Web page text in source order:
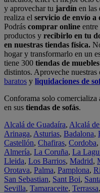
y aprovechar tu jardín en las
realiza el servicio de envío a
Podrás comprar online entre
productos y recibirlo en tu
en nuestras tiendas física.
hogar y transformarlo en un
tiene 300 tiendas de muebles
distintos. Aproveche nuestras
baratos y liquidaciones de
Conforama solo comercializa
en sus tiendas de sofás.
Alcalá de Guadaíra, Alcalá
Arinaga, Asturias, Badalona,
Castellón, Chafiras, Cordoba,
Almería, La Coruña, La
Lleida, Los Barrios, Madrid,
Orotava, Palma, Pamplona,
San Sebastian, Sant Boi,
Sevilla, Tamaraceite, Terrassa,